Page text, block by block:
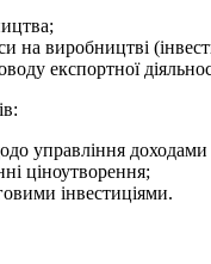
на виробництві
експортної
управління
ціноутворення;
інвестиціями.